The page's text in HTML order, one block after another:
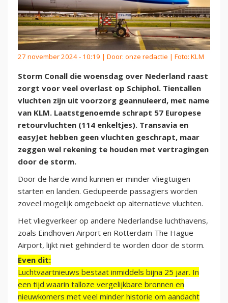
27 november 2024 - 10:19 | Door: onze redactie | Foto: KLM
Storm Conall die woensdag over Nederland raast
zorgt voor veel overlast op Schiphol. Tientallen
vluchten zijn uit voorzorg geannuleerd, met name
van KLM. Laatstgenoemde schrapt 57 Europese
retourvluchten (114 enkeltjes). Transavia en
easyJet hebben geen vluchten geschrapt, maar
zeggen wel rekening te houden met vertragingen
door de storm.
Door de harde wind kunnen er minder vliegtuigen
starten en landen. Gedupeerde passagiers worden
zoveel mogelijk omgeboekt op alternatieve vluchten.
Het vliegverkeer op andere Nederlandse luchthavens,
zoals Eindhoven Airport en Rotterdam The Hague
Airport, lijkt niet gehinderd te worden door de storm.
Even dit:
Luchtvaartnieuws bestaat inmiddels bijna 25 jaar. In
een tijd waarin talloze vergelijkbare bronnen en
nieuwkomers met veel minder historie om aandacht